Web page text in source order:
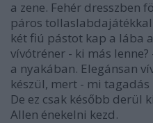
a zene. Fehér dresszben
páros
két fiú pástot kap a lába
vívótréner - ki más
a nyakában. Elegánsan
készül, mert - mi
De ez csak később derül
Allen énekelni kezd.